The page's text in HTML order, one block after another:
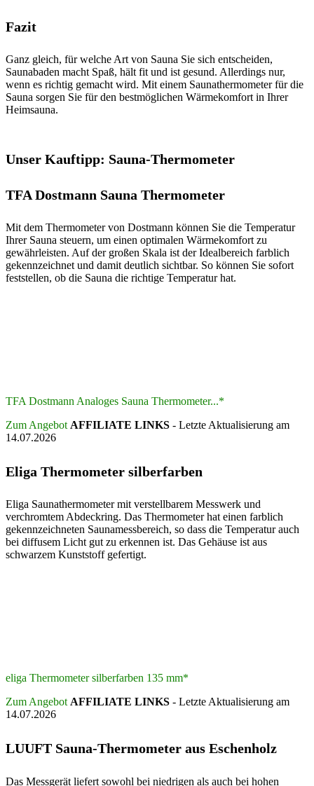
Fazit
Ganz gleich, für welche Art von Sauna Sie sich entscheiden,
Saunabaden macht Spaß, hält fit und ist gesund. Allerdings nur,
wenn es richtig gemacht wird. Mit einem Saunathermometer für die
Sauna sorgen Sie für den bestmöglichen Wärmekomfort in Ihrer
Heimsauna.
Unser Kauftipp: Sauna-Thermometer
TFA Dostmann Sauna Thermometer
Mit dem Thermometer von Dostmann können Sie die Temperatur
Ihrer Sauna steuern, um einen optimalen Wärmekomfort zu
gewährleisten. Auf der großen Skala ist der Idealbereich farblich
gekennzeichnet und damit deutlich sichtbar. So können Sie sofort
feststellen, ob die Sauna die richtige Temperatur hat.
TFA Dostmann Analoges Sauna Thermometer...*
Zum Angebot AFFILIATE LINKS - Letzte Aktualisierung am
14.07.2026
Eliga Thermometer silberfarben
Eliga Saunathermometer mit verstellbarem Messwerk und
verchromtem Abdeckring. Das Thermometer hat einen farblich
gekennzeichneten Saunamessbereich, so dass die Temperatur auch
bei diffusem Licht gut zu erkennen ist. Das Gehäuse ist aus
schwarzem Kunststoff gefertigt.
eliga Thermometer silberfarben 135 mm*
Zum Angebot AFFILIATE LINKS - Letzte Aktualisierung am
14.07.2026
LUUFT Sauna-Thermometer aus Eschenholz
Das Messgerät liefert sowohl bei niedrigen als auch bei hohen